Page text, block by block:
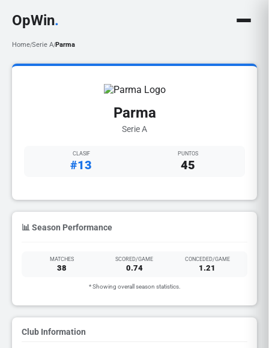
OpWin.
Home/Serie A/Parma
Parma
Serie A
CLASIF
#13
PUNTOS
45
📊 Season Performance
MATCHES
38
SCORED/GAME
0.74
CONCEDED/GAME
1.21
* Showing overall season statistics.
Club Information